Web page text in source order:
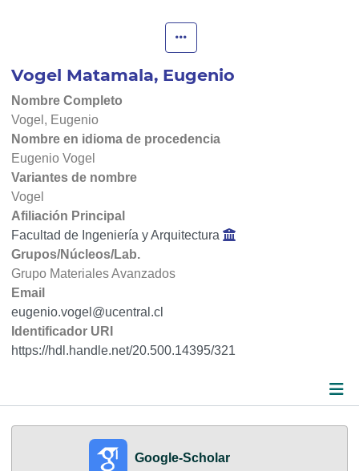
PROJECTS
FACULTIES
Vogel Matamala, Eugenio
Nombre Completo
Vogel, Eugenio
Nombre en idioma de procedencia
Eugenio Vogel
Variantes de nombre
Vogel
Afiliación Principal
Facultad de Ingeniería y Arquitectura
Grupos/Núcleos/Lab.
Grupo Materiales Avanzados
Email
eugenio.vogel@ucentral.cl
Identificador URI
https://hdl.handle.net/20.500.14395/321
Métricas
Detalles
Google-Scholar